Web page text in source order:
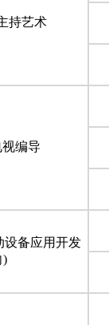
持艺术
编导
设备应用开发
)